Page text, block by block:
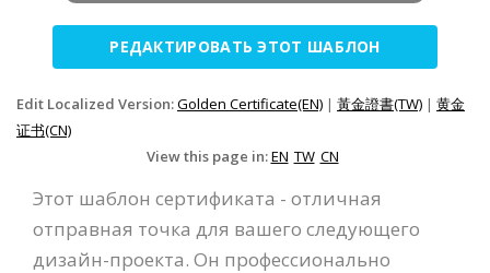
РЕДАКТИРОВАТЬ ЭТОТ ШАБЛОН
Edit Localized Version:Golden Certificate(EN) | 黃金證書(TW) | 黄金
证书(CN)
View this page in:EN TW CN
Этот шаблон сертификата - отличная
отправная точка для вашего следующего
дизайн-проекта. Он профессионально